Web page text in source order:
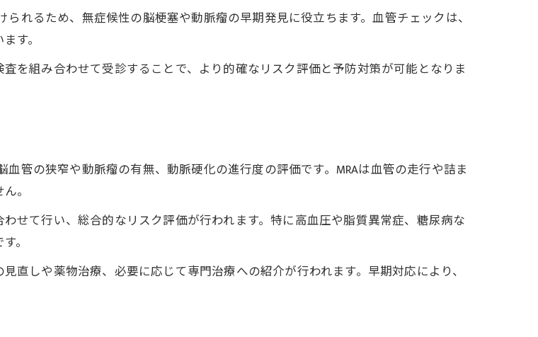
れるため、無症候性の脳梗塞や動脈瘤の早期発見に役立ちます。血管チェックは、
す。
を組み合わせて受診することで、より的確なリスク評価と予防対策が可能となりま
管の狭窄や動脈瘤の有無、動脈硬化の進行度の評価です。MRAは血管の走行や詰ま
。
せて行い、総合的なリスク評価が行われます。特に高血圧や脂質異常症、糖尿病な
。
しや薬物治療、必要に応じて専門治療への紹介が行われます。早期対応により、